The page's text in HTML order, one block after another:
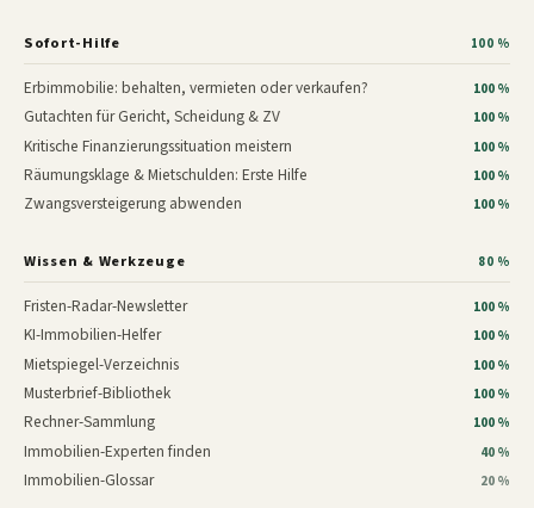
Sofort-Hilfe 100 %
Erbimmobilie: behalten, vermieten oder verkaufen? 100 %
Gutachten für Gericht, Scheidung & ZV 100 %
Kritische Finanzierungssituation meistern 100 %
Räumungsklage & Mietschulden: Erste Hilfe 100 %
Zwangsversteigerung abwenden 100 %
Wissen & Werkzeuge 80 %
Fristen-Radar-Newsletter 100 %
KI-Immobilien-Helfer 100 %
Mietspiegel-Verzeichnis 100 %
Musterbrief-Bibliothek 100 %
Rechner-Sammlung 100 %
Immobilien-Experten finden 40 %
Immobilien-Glossar 20 %